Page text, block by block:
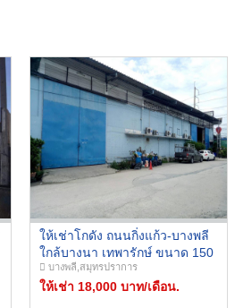
ให้เช่าโกดัง ถนนกิ่งแก้ว-บางพลี
ใกล้บางนา เทพารักษ์ ขนาด 150
ตร.ม. รถใหญ่เข้าออกสะดวก
บางพลี,สมุทรปราการ
ให้เช่า 18,000 บาท/เดือน.